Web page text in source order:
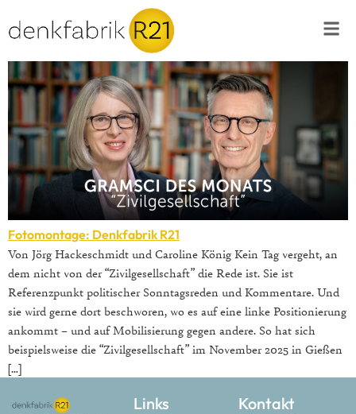
Fotomontage: Denkfabrik R21
Von Jörg Hackeschmidt und Caroline König Kein Tag vergeht, an
dem nicht von der “Zivilgesellschaft” die Rede ist. Sie ist
Referenzpunkt politischer Sonntagsreden und Kommentare. Und
sie wird gerne dort beschworen, wo es auf eine linke Positionierung
ankommt – und auf Mobilisierung gegen andere. So hat sich
beispielsweise die “Zivilgesellschaft” im November 2025 in Gießen
[…]
Links Kontakt